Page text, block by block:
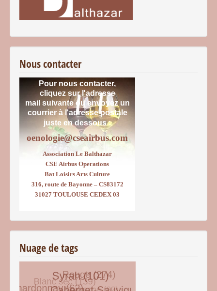
Nous contacter
Pour nous contacter,
cliquez sur l'adresse
mail suivante ou envoyez un
courrierà l'adresse postale
juste en dessous :
oenologie@cseairbus.com
Association Le Balthazar
CSE Airbus Operations
Bat Loisirs Arts Culture
316, route de Bayonne – CS83172
31027 TOULOUSE CEDEX 03
Nuage de tags